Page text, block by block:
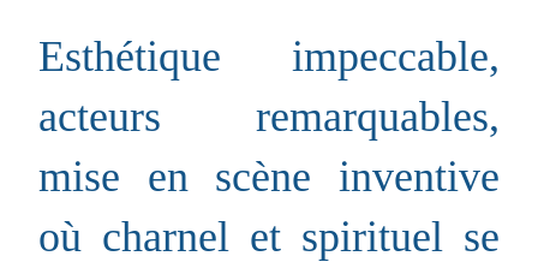
Esthétique impeccable,
acteurs remarquables,
mise en scène inventive
où charnel et spirituel se